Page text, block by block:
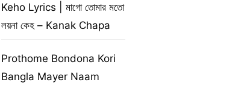
Keho Lyrics | মাগো তোমার মতো
লয়না কেহ – Kanak Chapa
Prothome Bondona Kori
Bangla Mayer Naam